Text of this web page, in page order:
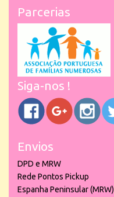
Parcerias
Siga-nos !
Envios
DPD e MRW
Rede Pontos Pickup
Espanha Peninsular (MRW)